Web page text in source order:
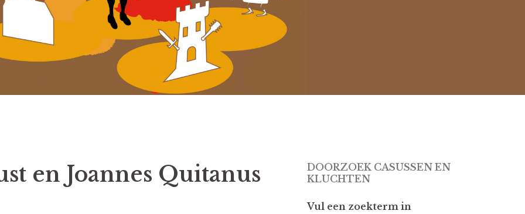
en Joannes Quitanus
DOORZOEK CASUSSEN EN
KLUCHTEN
Vul een zoekterm in